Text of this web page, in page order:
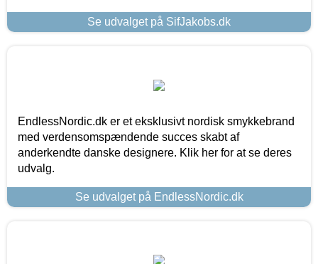
Se udvalget på SifJakobs.dk
EndlessNordic.dk er et eksklusivt nordisk smykkebrand
med verdensomspændende succes skabt af
anderkendte danske designere. Klik her for at se deres
udvalg.
Se udvalget på EndlessNordic.dk